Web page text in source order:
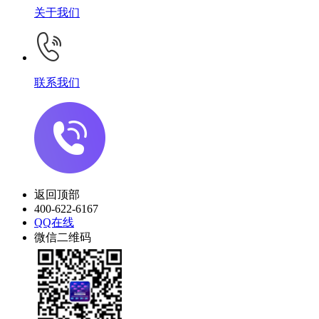
关于我们
联系我们
返回顶部
400-622-6167
QQ在线
微信二维码